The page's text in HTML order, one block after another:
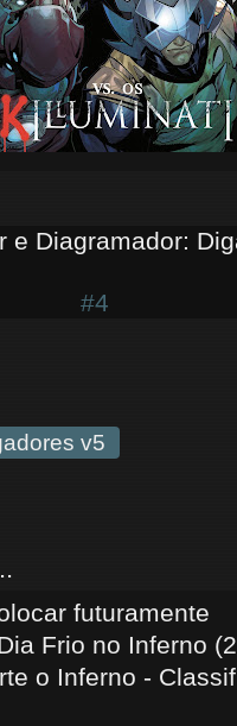
e Diagramador:
#4
v5
futuramente
Frio no Inferno
o Inferno -